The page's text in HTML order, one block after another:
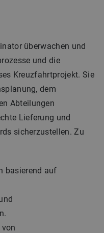
überwachen und
und die
Kreuzfahrtprojekt. Sie
dem
Abteilungen
Lieferung und
sicherzustellen. Zu
basierend auf